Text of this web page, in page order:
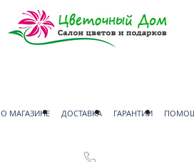
О МАГАЗИНЕ ДОСТАВКА ГАРАНТИИ